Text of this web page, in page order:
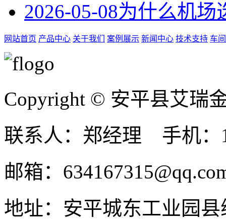
2026-05-08为什么机场
网站首页 产品中心 关于我们 案例展示 新闻中心 技术支持 车
Copyright © 安平县艾瑞
联系人：郑经理 手机：
邮箱：
地址：安平城东工业园县